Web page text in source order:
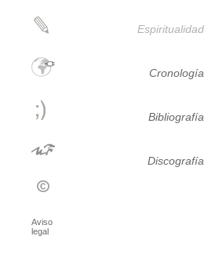
Aviso
legal
Espiritualidad
Cronología
Bibliografía
Discografía